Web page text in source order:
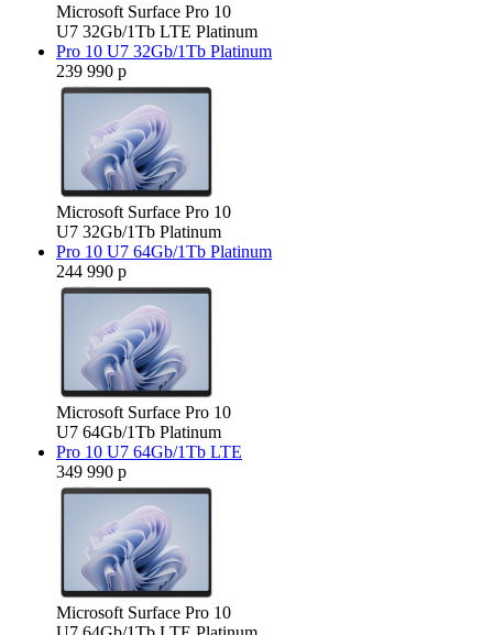
Microsoft Surface Pro 10
U7 32Gb/1Tb LTE Platinum
Pro 10 U7 32Gb/1Tb Platinum
239 990 р
Microsoft Surface Pro 10
U7 32Gb/1Tb Platinum
Pro 10 U7 64Gb/1Tb Platinum
244 990 р
Microsoft Surface Pro 10
U7 64Gb/1Tb Platinum
Pro 10 U7 64Gb/1Tb LTE
349 990 р
Microsoft Surface Pro 10